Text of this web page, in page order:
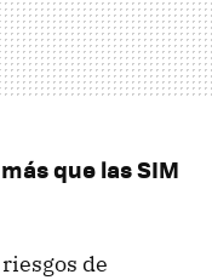
que las SIM
de